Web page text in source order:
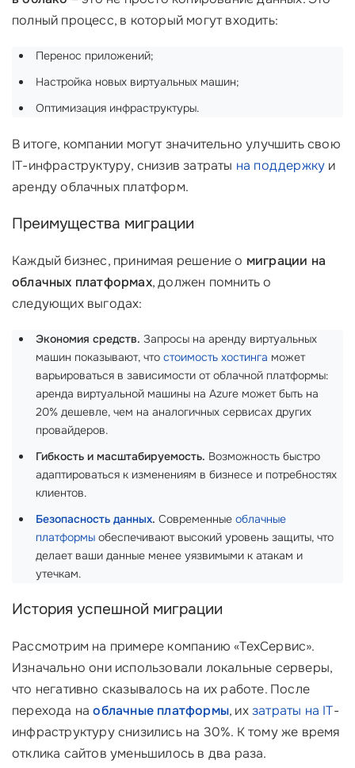
полный процесс, в который могут входить:
Перенос приложений;
Настройка новых виртуальных машин;
Оптимизация инфраструктуры.
В итоге, компании могут значительно улучшить свою
IT-инфраструктуру, снизив затраты на поддержку и
аренду облачных платформ.
Преимущества миграции
Каждый бизнес, принимая решение о миграции на
облачных платформах, должен помнить о
следующих выгодах:
Экономия средств. Запросы на аренду виртуальных
машин показывают, что стоимость хостинга может
варьироваться в зависимости от облачной платформы:
аренда виртуальной машины на Azure может быть на
20% дешевле, чем на аналогичных сервисах других
провайдеров.
Гибкость и масштабируемость. Возможность быстро
адаптироваться к изменениям в бизнесе и потребностях
клиентов.
Безопасность данных. Современные облачные
платформы обеспечивают высокий уровень защиты, что
делает ваши данные менее уязвимыми к атакам и
утечкам.
История успешной миграции
Рассмотрим на примере компанию «ТехСервис».
Изначально они использовали локальные серверы,
что негативно сказывалось на их работе. После
перехода наоблачные платформы, ихзатраты на IT-
инфраструктуру снизились на 30%. К тому же время
отклика сайтов уменьшилось в два раза.